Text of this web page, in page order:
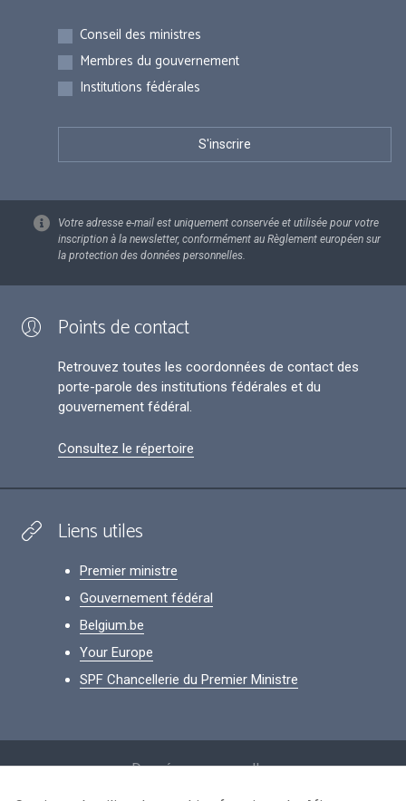
Inscriptions
Conseil des ministres
Membres du gouvernement
Institutions fédérales
Votre adresse e-mail est uniquement conservée et utilisée pour votre
inscription à la newsletter, conformément au Règlement européen sur
la protection des données personnelles.
Points de contact
Retrouvez toutes les coordonnées de contact des
porte-parole des institutions fédérales et du
gouvernement fédéral.
Consultez le répertoire
Liens utiles
Premier ministre
Gouvernement fédéral
Belgium.be
Your Europe
SPF Chancellerie du Premier Ministre
Données personnelles